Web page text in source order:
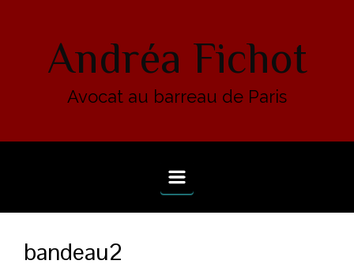
Andréa Fichot
Avocat au barreau de Paris
bandeau2